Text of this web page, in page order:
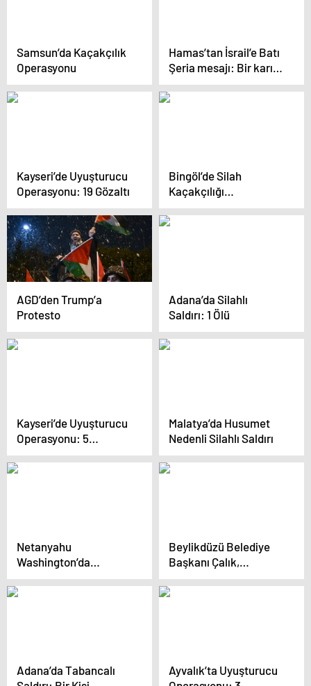
Samsun’da Kaçakçılık
Operasyonu
Hamas’tan İsrail’e Batı
Şeria mesajı: Bir karış
toprak vermeyeceğiz
Kayseri’de Uyuşturucu
Operasyonu: 19 Gözaltı
Bingöl’de Silah
Kaçakçılığı
Operasyonu
AGD’den Trump’a
Protesto
Adana’da Silahlı
Saldırı: 1 Ölü
Kayseri’de Uyuşturucu
Operasyonu: 5
Tutuklama
Malatya’da Husumet
Nedenli Silahlı Saldırı
Netanyahu
Washington’da
protesto edildi: Bizim
jenerasyonumuzun
Beylikdüzü Belediye
Başkanı Çalık,
Hatay’da Deprem
Anma Programına
Adana’da Tabancalı
Ayvalık’ta Uyuşturucu